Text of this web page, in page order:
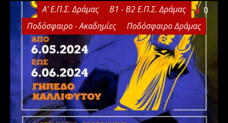
Α' Ε.Π.Σ. Δράμας
Β1 - Β2 Ε.Π.Σ. Δράμας
Ποδόσφαιρο - Ακαδημίες
Ποδόσφαιρο Δράμας
0